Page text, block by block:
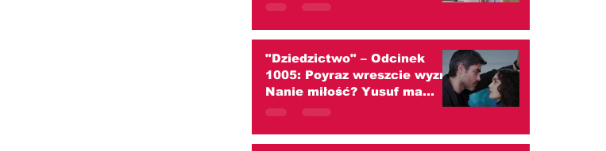
"Dziedzictwo" – Odcinek
1005: Poyraz wreszcie wyzna
Nanie miłość? Yusuf ma
tylko jedno marzenie!